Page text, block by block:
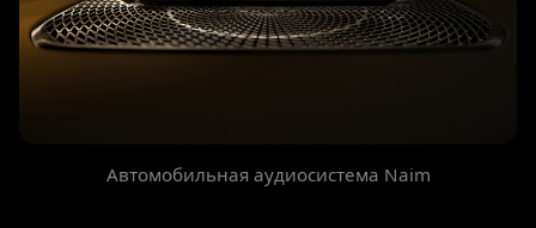
Автомобильная аудиосистема Naim